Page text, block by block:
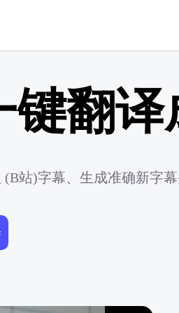
键翻译
站)字幕、生成准确新字幕